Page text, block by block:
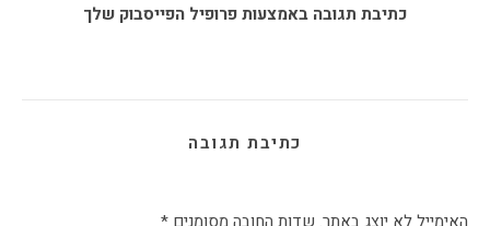
כתיבת תגובה באמצעות פרופיל הפייסבוק שלך
כתיבת תגובה